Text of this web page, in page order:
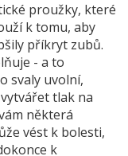
proužky, které
k tomu, aby
příkryt zubů.
- a to
svaly uvolní,
tlak na
některá
vést k bolesti,
k